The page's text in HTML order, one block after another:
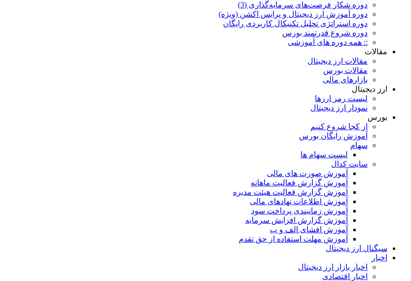
دوره شکار فرصت‌های سرمایه‌گذاری (3)
دوره آموزش ارز دیجیتال و پرایس اکشن (ویژه)
دوره استراتژی تحلیل تکنیکال کاربردی رایگان
دوره شروع قدرتمند بورس
:: همه دوره های آموزشی
مقالات
مقالات ارز دیجیتال
مقالات بورس
بازارهای مالی
ارز دیجیتال
لیست رمز ارزها
نمودار ارز دیجیتال
بورس
از کجا شروع کنیم
آموزش رایگان بورس
سهام
لیست سهام ها
سایت کدال
آموزش صورت های مالی
آموزش گزارش فعالیت ماهانه
آموزش گزارش فعالیت هیئت مدیره
آموزش اطلاعات نهادهای مالی
آموزش زمانبندی پرداخت سود
آموزش گزارش افزایش سرمایه
آموزش افشای الف و ب
آموزش مهلت استفاده از حق تقدم
سیگنال ارز دیجیتال
اخبار
اخبار بازار ارز دیجیتال
اخبار اقتصادی